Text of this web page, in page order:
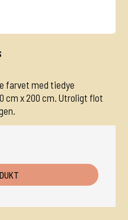
farvet med tiedye
cm x 200 cm. Utroligt flot